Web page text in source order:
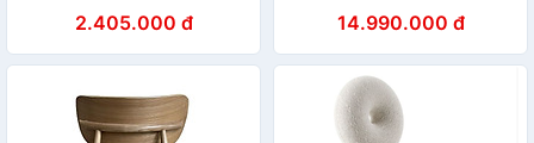
tay lưng tựa cao
2.405.000 đ 14.990.000 đ